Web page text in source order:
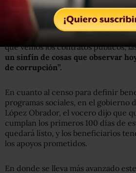
Luego de administraciones
Ramírez, el nuevo gobierno heredó
añicos, pero también heredamos
pública que está establecida para
que vemos los contratos públicos,
un sinfín de cosas que observar
de corrupción”.
En cuanto al censo para definir
programas sociales, en el gobierno
López Obrador, el vocero dijo que
cumplan los primeros 100 días de
quedará listo, y los beneficiarios
los apoyos prometidos.
En donde se lleva más avanzado